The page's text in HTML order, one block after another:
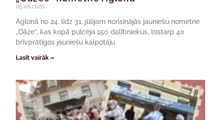
05.08.2026.
Aglonā no 24. līdz 31. jūlijam norisinājās jauniešu nometne
„Oāze”, kas kopā pulcēja 150 dalībniekus, tostarp 40
brīvprātīgos jauniešu kalpotāju
Lasīt vairāk »